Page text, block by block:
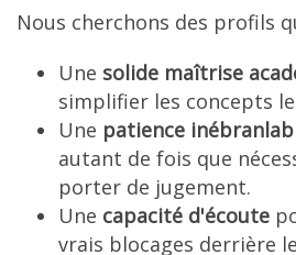
Nous cherchons des profils
Une solide maîtrise
simplifier les concepts
Une patience
autant de fois que
porter de jugement.
Une capacité d'écoute
vrais blocages derrière